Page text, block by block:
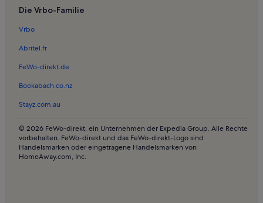
Ferienwohnungen und Apartments in Stolpen
Häuser in Waltersdorf
Ferienwohnungen und Apartments in Waltersdorf
Ferienwohnungen und Apartments in Kamenz
Ferienunterkünfte mit Pool nahe Naturpark Zittauer Gebirge
Häuser in Sohland am Rotstein
Ferienunterkünfte mit Pool in Hochkirch
Ferienwohnungen und Apartments in Papstdorf
Die Vrbo-Familie
Vrbo
Abritel.fr
FeWo-direkt.de
Bookabach.co.nz
Stayz.com.au
© 2026 FeWo-direkt, ein Unternehmen der Expedia Group. Alle Rechte
vorbehalten. FeWo-direkt und das FeWo-direkt-Logo sind
Handelsmarken oder eingetragene Handelsmarken von
HomeAway.com, Inc.